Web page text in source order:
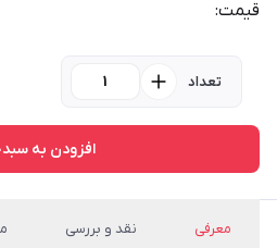
قیمت:
تعداد
افزودن به
معرفی نقد و بررسی